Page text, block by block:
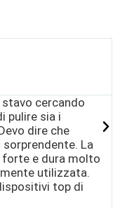
cercando
pulire sia i
dire che
La
e dura molto
utilizzata.
top di